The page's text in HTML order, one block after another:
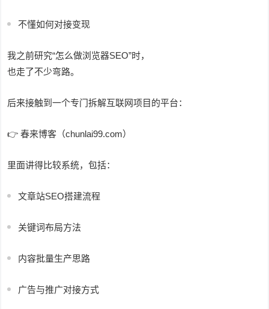
不懂如何对接变现
我之前研究“怎么做浏览器SEO”时，
也走了不少弯路。
后来接触到一个专门拆解互联网项目的平台：
👉 春来博客（chunlai99.com）
里面讲得比较系统，包括：
文章站SEO搭建流程
关键词布局方法
内容批量生产思路
广告与推广对接方式